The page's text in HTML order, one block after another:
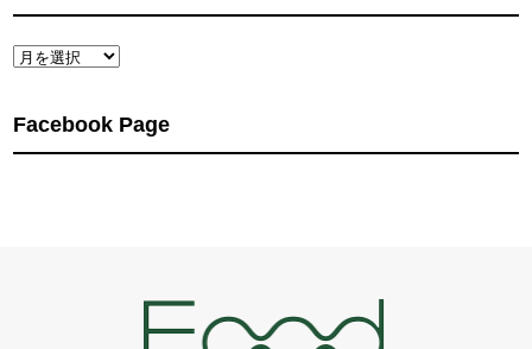
Archives
Facebook Page